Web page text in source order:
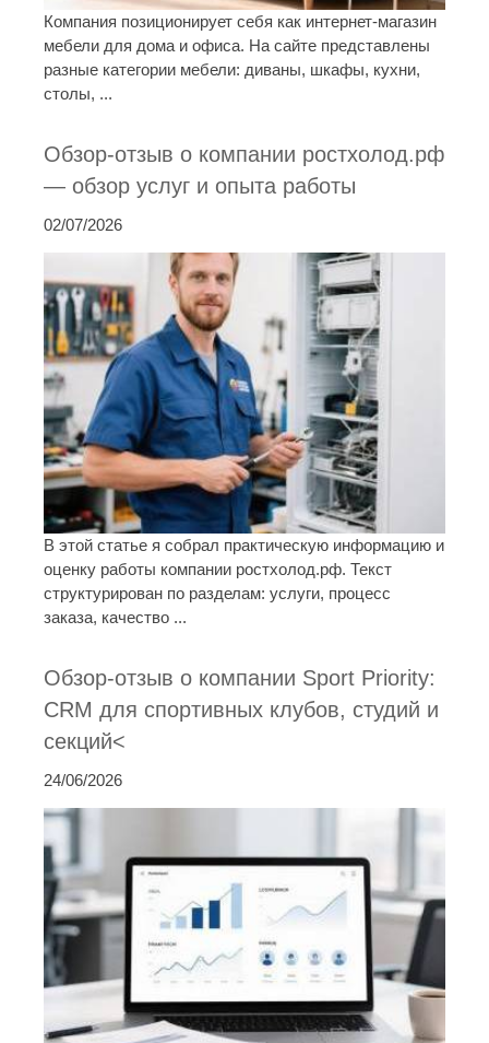
Компания позиционирует себя как интернет-магазин
мебели для дома и офиса. На сайте представлены
разные категории мебели: диваны, шкафы, кухни,
столы, ...
Обзор-отзыв о компании ростхолод.рф
— обзор услуг и опыта работы
02/07/2026
В этой статье я собрал практическую информацию и
оценку работы компании ростхолод.рф. Текст
структурирован по разделам: услуги, процесс
заказа, качество ...
Обзор-отзыв о компании Sport Priority:
CRM для спортивных клубов, студий и
секций<
24/06/2026